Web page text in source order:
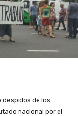
despidos de los
nacional por el